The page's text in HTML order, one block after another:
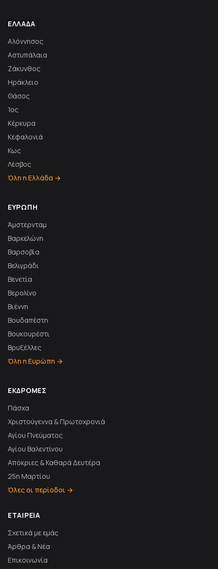
ΕΛΛΆΔΑ
Αλόννησος
Αστυπάλαια
Ζάκυνθος
Ηράκλειο
Θάσος
Ίος
Κέρκυρα
Κεφαλονιά
Κως
Λέσβος
Όλη η Ελλάδα →
ΕΥΡΏΠΗ
Άμστερνταμ
Βαρκελώνη
Βαρσοβία
Βελιγράδι
Βενετία
Βερολίνο
Βιέννη
Βουδαπέστη
Βουκουρέστι
Βρυξέλλες
Όλη η Ευρώπη →
ΕΚΔΡΟΜΈΣ
Πάσχα
Χριστούγεννα & Πρωτοχρονιά
Αγίου Πνεύματος
Αγίου Βαλεντίνου
Απόκριες & Καθαρά Δευτέρα
25η Μαρτίου
Όλες οι περίοδοι →
ΕΤΑΙΡΕΊΑ
Σχετικά με εμάς
Άρθρα & Νέα
Επικοινωνία